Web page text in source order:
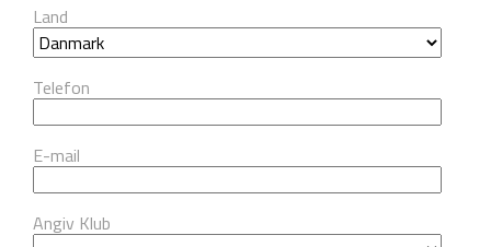
Land
Telefon
E-mail
Angiv Klub